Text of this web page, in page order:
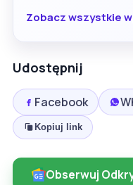
Zobacz wszystkie
Udostępnij
Facebook
Kopiuj link
Obserwuj